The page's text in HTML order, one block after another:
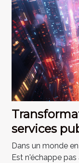
services
Est
Dans un monde
Est n'échappe pas